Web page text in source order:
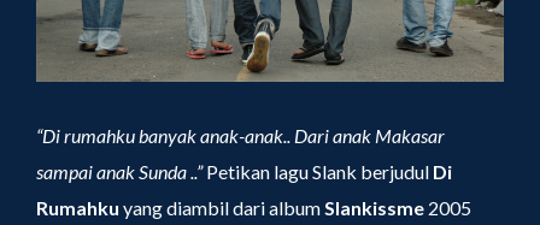
“Di rumahku banyak anak-anak.. Dari anak Makasar
sampai anak Sunda ..”Petikan lagu Slank berjudul Di
Rumahku yang diambil dari albumSlankissme 2005